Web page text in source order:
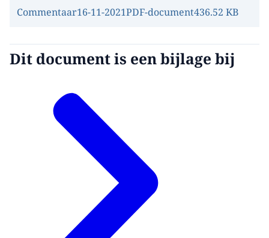
Commentaar16-11-2021PDF-document436.52 KB
Dit document is een bijlage bij